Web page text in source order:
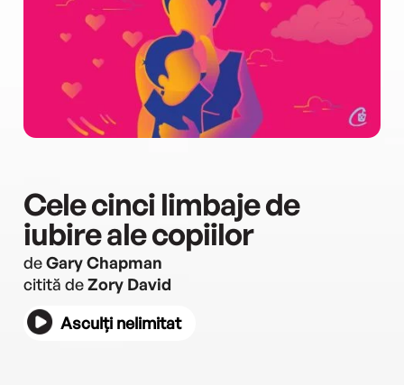
Cele cinci limbaje de
iubire ale copiilor
deGary Chapman
citită deZory David
Asculți nelimitat